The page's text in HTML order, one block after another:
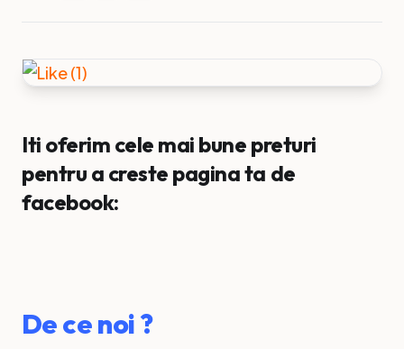
Iti oferim cele mai bune preturi
pentru a creste pagina ta de
facebook:
De ce noi ?